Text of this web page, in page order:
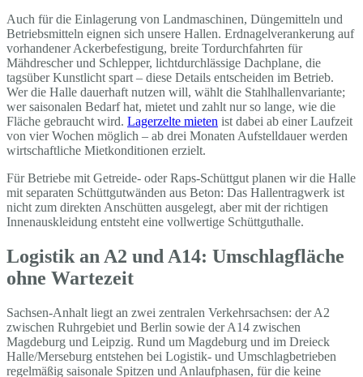
Auch für die Einlagerung von Landmaschinen, Düngemitteln und
Betriebsmitteln eignen sich unsere Hallen. Erdnagelverankerung auf
vorhandener Ackerbefestigung, breite Tordurchfahrten für
Mähdrescher und Schlepper, lichtdurchlässige Dachplane, die
tagsüber Kunstlicht spart – diese Details entscheiden im Betrieb.
Wer die Halle dauerhaft nutzen will, wählt die Stahlhallenvariante;
wer saisonalen Bedarf hat, mietet und zahlt nur so lange, wie die
Fläche gebraucht wird. Lagerzelte mieten ist dabei ab einer Laufzeit
von vier Wochen möglich – ab drei Monaten Aufstelldauer werden
wirtschaftliche Mietkonditionen erzielt.
Für Betriebe mit Getreide- oder Raps-Schüttgut planen wir die Halle
mit separaten Schüttgutwänden aus Beton: Das Hallentragwerk ist
nicht zum direkten Anschütten ausgelegt, aber mit der richtigen
Innenauskleidung entsteht eine vollwertige Schüttguthalle.
Logistik an A2 und A14: Umschlagfläche
ohne Wartezeit
Sachsen-Anhalt liegt an zwei zentralen Verkehrsachsen: der A2
zwischen Ruhrgebiet und Berlin sowie der A14 zwischen
Magdeburg und Leipzig. Rund um Magdeburg und im Dreieck
Halle/Merseburg entstehen bei Logistik- und Umschlagbetrieben
regelmäßig saisonale Spitzen und Anlaufphasen, für die keine